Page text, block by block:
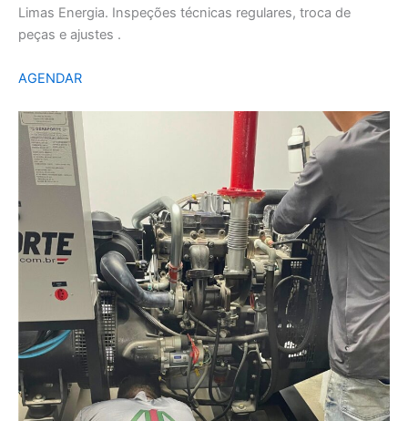
Limas Energia. Inspeções técnicas regulares, troca de
peças e ajustes .
AGENDAR